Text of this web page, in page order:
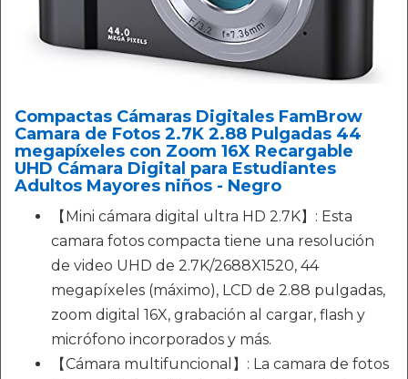
Compactas Cámaras Digitales FamBrow
Camara de Fotos 2.7K 2.88 Pulgadas 44
megapíxeles con Zoom 16X Recargable
UHD Cámara Digital para Estudiantes
Adultos Mayores niños - Negro
【Mini cámara digital ultra HD 2.7K】: Esta
camara fotos compacta tiene una resolución
de video UHD de 2.7K/2688X1520, 44
megapíxeles (máximo), LCD de 2.88 pulgadas,
zoom digital 16X, grabación al cargar, flash y
micrófono incorporados y más.
【Cámara multifuncional】: La camara de fotos